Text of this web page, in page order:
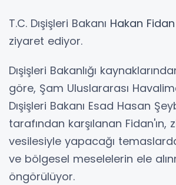
T.C. Dışişleri Bakanı Hakan Fidan
ziyaret ediyor.
Dışişleri Bakanlığı
göre, Şam Uluslararası
Dışişleri Bakanı Esad Hasan
tarafından karşılanan Fidan'ın,
vesilesiyle yapacağı
ve bölgesel meselelerin ele
öngörülüyor.